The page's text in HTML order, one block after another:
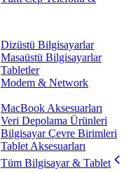
Dizüstü Bilgisayarlar
Masaüstü Bilgisayarlar
Tabletler
Modem & Network
MacBook Aksesuarları
Veri Depolama Ürünleri
Bilgisayar Çevre Birimleri
Tablet Aksesuarları
Tüm Bilgisayar & Tablet